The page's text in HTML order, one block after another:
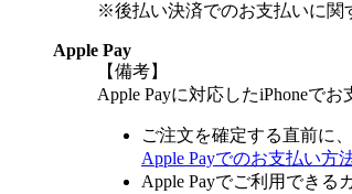
※後払い決済でのお支払いに関
Apple Pay
【備考】
Apple Payに対応したiPhoneでお
ご注文を確定する直前に
Apple Payでのお支払い方
Apple Payでご利用できる